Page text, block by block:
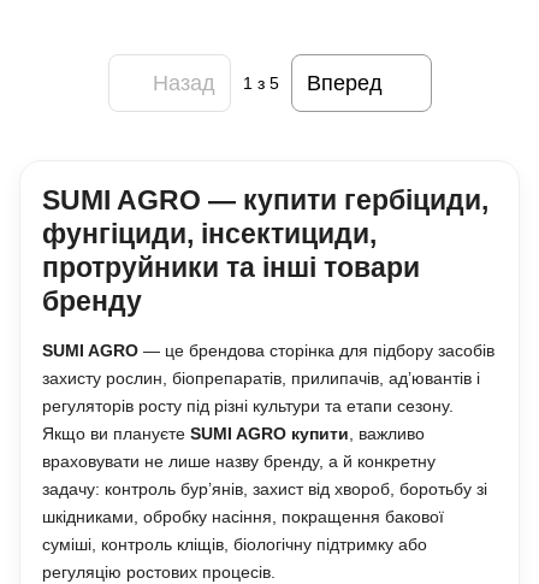
Назад 1з 5 Вперед
SUMI AGRO — купити гербіциди,
фунгіциди, інсектициди,
протруйники та інші товари
бренду
SUMI AGRO — це брендова сторінка для підбору засобів
захисту рослин, біопрепаратів, прилипачів, ад’ювантів і
регуляторів росту під різні культури та етапи сезону.
Якщо ви плануєте SUMI AGRO купити, важливо
враховувати не лише назву бренду, а й конкретну
задачу: контроль бур’янів, захист від хвороб, боротьбу зі
шкідниками, обробку насіння, покращення бакової
суміші, контроль кліщів, біологічну підтримку або
регуляцію ростових процесів.